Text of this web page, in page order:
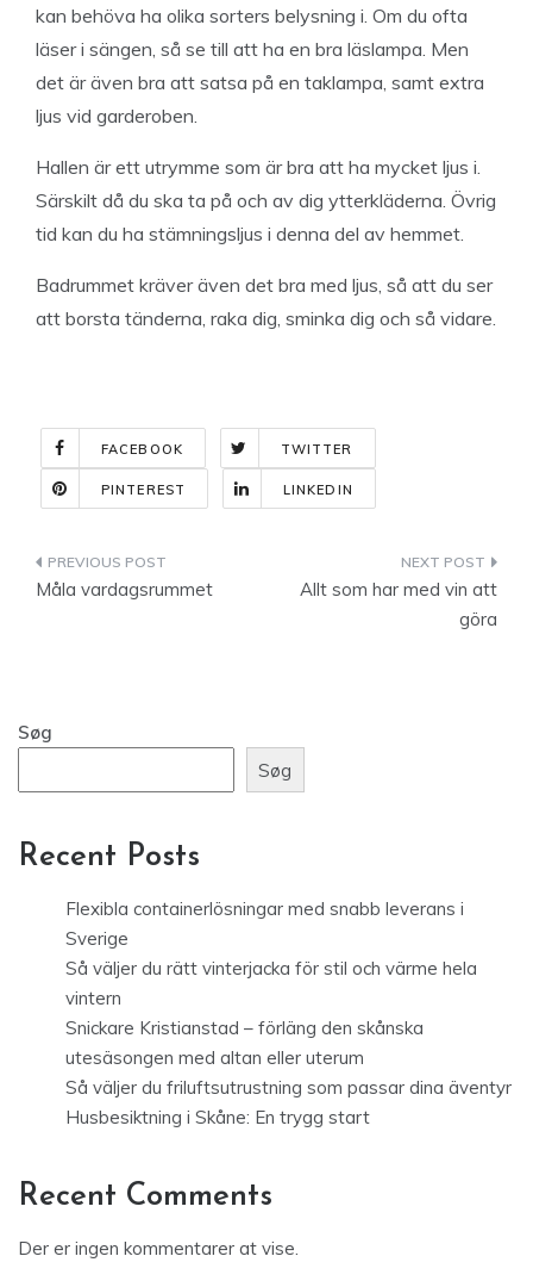
kan behöva ha olika sorters belysning i. Om du ofta
läser i sängen, så se till att ha en bra läslampa. Men
det är även bra att satsa på en taklampa, samt extra
ljus vid garderoben.
Hallen är ett utrymme som är bra att ha mycket ljus i.
Särskilt då du ska ta på och av dig ytterkläderna. Övrig
tid kan du ha stämningsljus i denna del av hemmet.
Badrummet kräver även det bra med ljus, så att du ser
att borsta tänderna, raka dig, sminka dig och så vidare.
FACEBOOK TWITTER
PINTEREST LINKEDIN
Indlægsnavigation
Måla vardagsrummet
Allt som har med vin att
göra
Søg
Søg
Recent Posts
Flexibla containerlösningar med snabb leverans i
Sverige
Så väljer du rätt vinterjacka för stil och värme hela
vintern
Snickare Kristianstad – förläng den skånska
utesäsongen med altan eller uterum
Så väljer du friluftsutrustning som passar dina äventyr
Husbesiktning i Skåne: En trygg start
Recent Comments
Der er ingen kommentarer at vise.